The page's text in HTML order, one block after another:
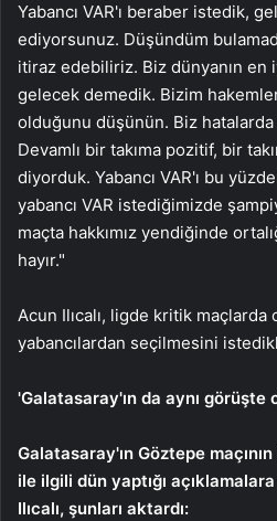
Yabancı VAR'ı beraber istedik,
ediyorsunuz. Düşündüm
itiraz edebiliriz. Biz dünyanın en
gelecek demedik. Bizim
olduğunu düşünün. Biz
Devamlı bir takıma pozitif, bir
diyorduk. Yabancı VAR'ı bu
yabancı VAR istediğimizde
maçta hakkımız yendiğinde
hayır."
Acun Ilıcalı, ligde kritik
yabancılardan seçilmesini
'Galatasaray'ın da aynı görüşte
Galatasaray'ın Göztepe
ile ilgili dün yaptığı
Ilıcalı, şunları aktardı: